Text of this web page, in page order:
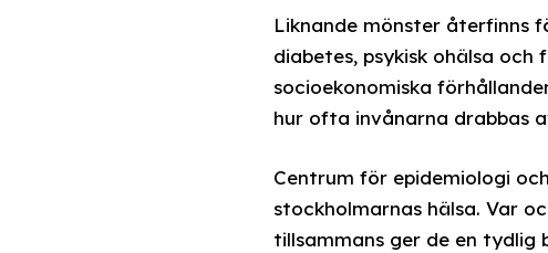
Liknande mönster återfinns
diabetes, psykisk ohälsa
socioekonomiska
hur ofta invånarna drabbas
Centrum för epidemiologi
stockholmarnas hälsa. Var
tillsammans ger de en tydlig